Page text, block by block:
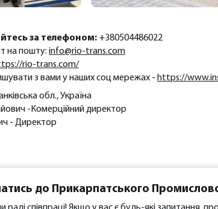
за телефоном: +380504486022
на пошту: info@rio-trans.com
rio-trans.com/
з вами у наших соц мережах - https://
обл., Україна
-Комерційний директор
- Директор
до Прикарпатського